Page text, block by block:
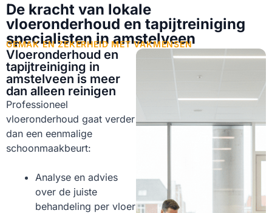
De kracht van lokale
vloeronderhoud en tapijtreiniging
specialisten in amstelveen
GEMAK EN ZEKERHEID MET VAKMENSEN
Vloeronderhoud en
tapijtreiniging in
amstelveen is meer
dan alleen reinigen
Professioneel
vloeronderhoud gaat verder
dan een eenmalige
schoonmaakbeurt:
Analyse en advies
over de juiste
behandeling per vloer